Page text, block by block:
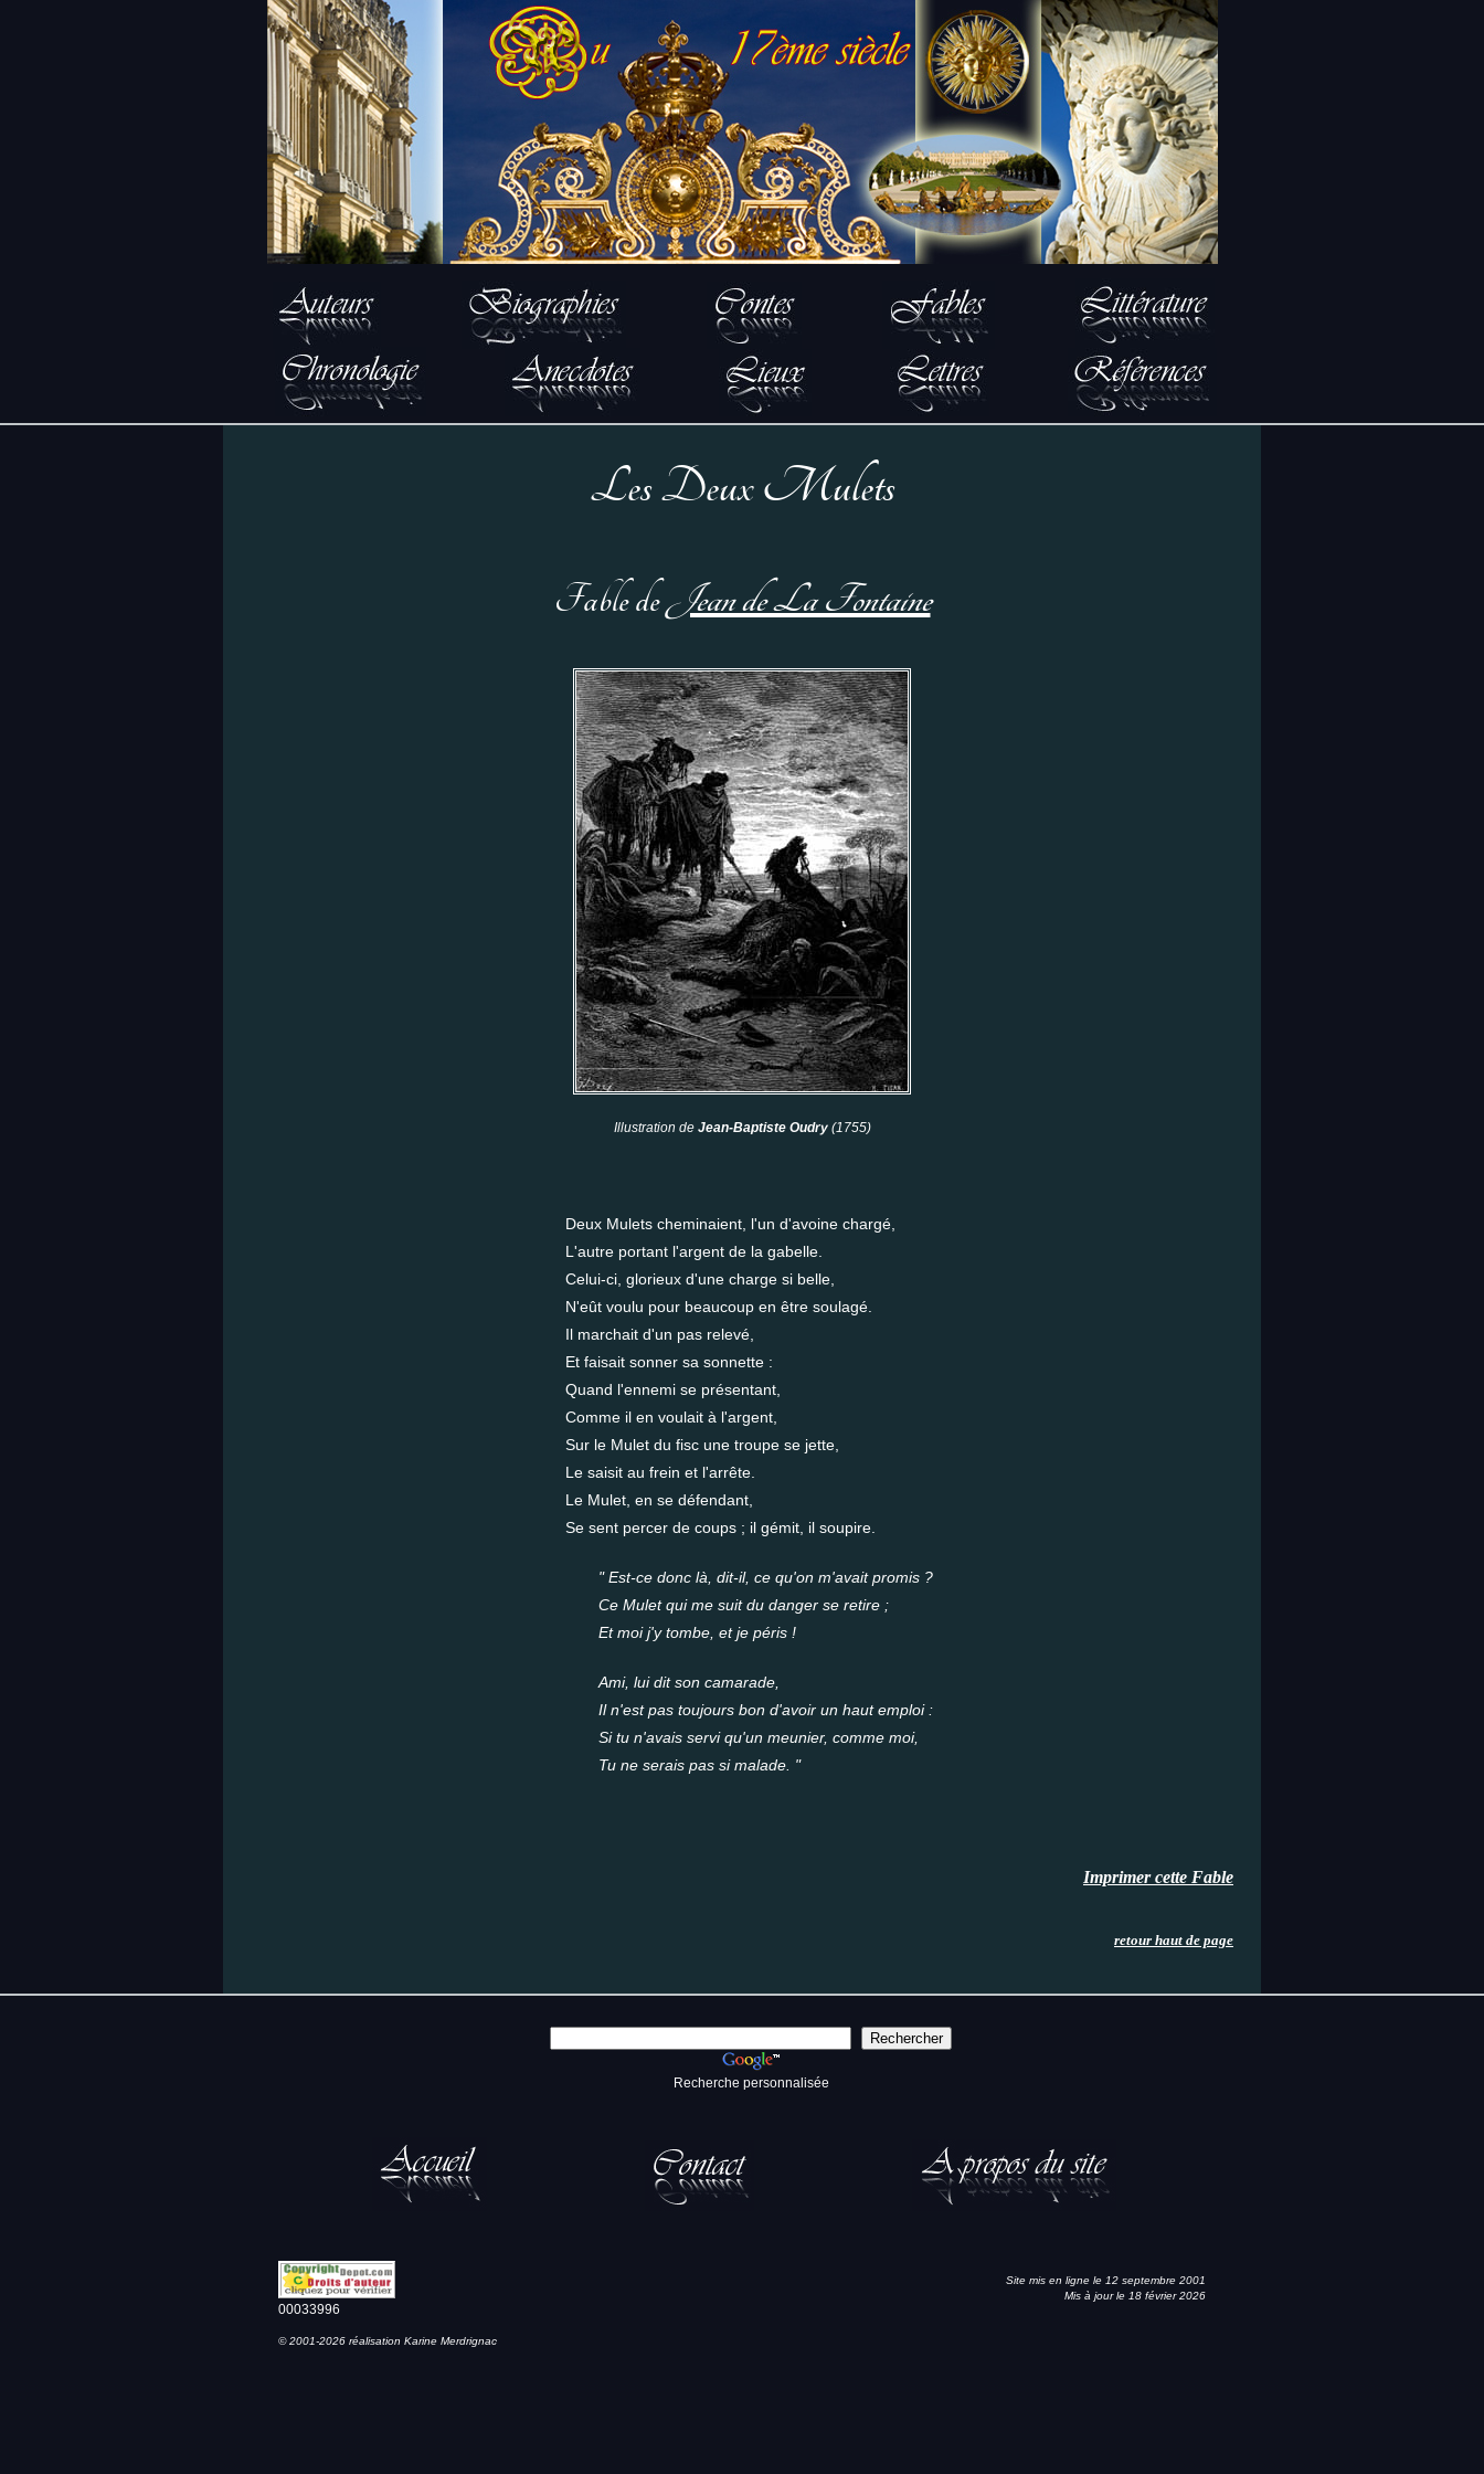
Les Deux Mulets
Fable deJean de La Fontaine
Illustration de Jean-Baptiste Oudry (1755)
Deux Mulets cheminaient, l'un d'avoine chargé,
L'autre portant l'argent de la gabelle.
Celui-ci, glorieux d'une charge si belle,
N'eût voulu pour beaucoup en être soulagé.
Il marchait d'un pas relevé,
Et faisait sonner sa sonnette :
Quand l'ennemi se présentant,
Comme il en voulait à l'argent,
Sur le Mulet du fisc une troupe se jette,
Le saisit au frein et l'arrête.
Le Mulet, en se défendant,
Se sent percer de coups ; il gémit, il soupire.
" Est-ce donc là, dit-il, ce qu'on m'avait promis ?
Ce Mulet qui me suit du danger se retire ;
Et moi j'y tombe, et je péris !
Ami, lui dit son camarade,
Il n'est pas toujours bon d'avoir un haut emploi :
Si tu n'avais servi qu'un meunier, comme moi,
Tu ne serais pas si malade. "
Imprimer cette Fable
retour haut de page
Recherche personnalisée
00033996
© 2001-2026 réalisation Karine Merdrignac
Site mis en ligne le 12 septembre 2001
Mis à jour le 18 février 2026